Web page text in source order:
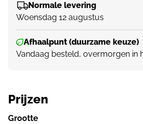
Normale levering
Woensdag 12 augustus
Afhaalpunt (duurzame keuze)
Vandaag besteld, overmorgen in
Prijzen
Grootte